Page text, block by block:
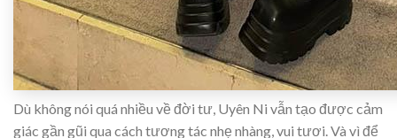
Dù không nói quá nhiều về đời tư, Uyên Ni vẫn tạo được cảm
giác gần gũi qua cách tương tác nhẹ nhàng, vui tươi. Và vì để